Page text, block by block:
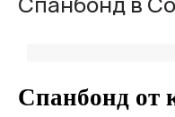
Спанбонд от